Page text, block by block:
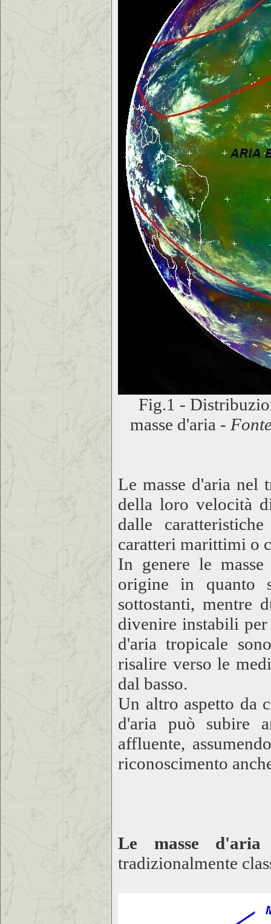
Fig.1 -
masse d'aria -
Le masse d'aria nel
della loro velocità
dalle
caratteri marittimi o
In genere le
origine in quanto
sottostanti, mentre
divenire instabili per
d'aria tropicale
risalire verso le
dal basso.
Un altro aspetto da
d'aria può subire
affluente,
riconoscimento
Le masse d'aria
tradizionalmente